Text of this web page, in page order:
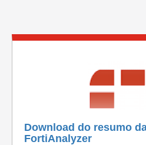
Download do resumo
FortiAnalyzer